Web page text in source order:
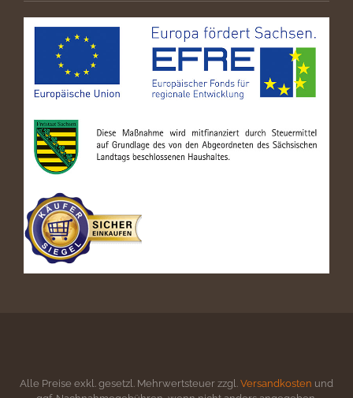
Alle Preise exkl. gesetzl. Mehrwertsteuer zzgl. Versandkosten und